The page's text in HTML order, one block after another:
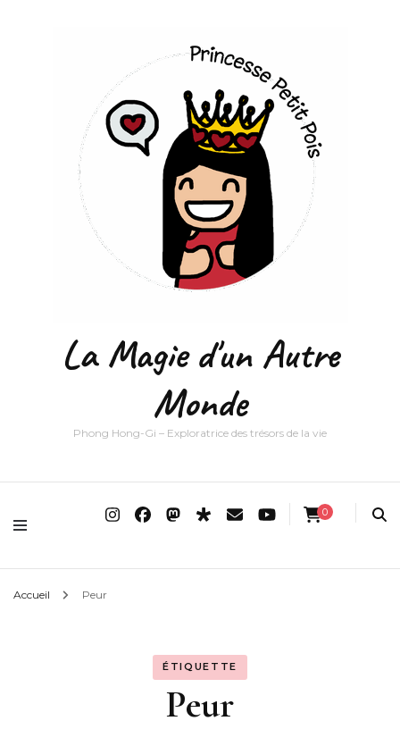
La Magie d'un Autre
Monde
Phong Hong-Gi – Exploratrice des trésors de la vie
0
Accueil Peur
ÉTIQUETTE
Peur